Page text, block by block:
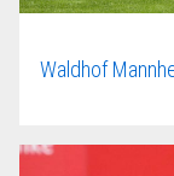
Waldhof